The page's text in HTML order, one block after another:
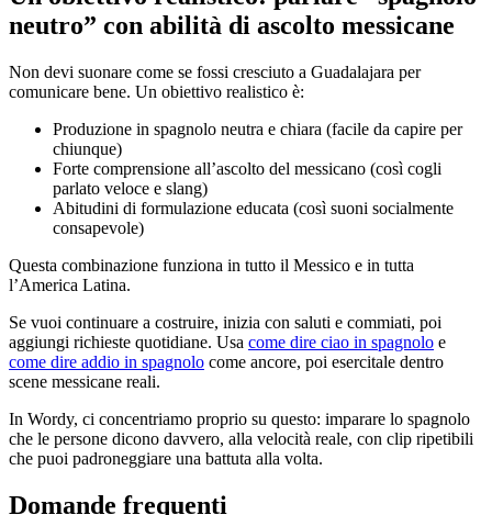
neutro” con abilità di ascolto messicane
Non devi suonare come se fossi cresciuto a Guadalajara per
comunicare bene. Un obiettivo realistico è:
Produzione in spagnolo neutra e chiara (facile da capire per
chiunque)
Forte comprensione all’ascolto del messicano (così cogli
parlato veloce e slang)
Abitudini di formulazione educata (così suoni socialmente
consapevole)
Questa combinazione funziona in tutto il Messico e in tutta
l’America Latina.
Se vuoi continuare a costruire, inizia con saluti e commiati, poi
aggiungi richieste quotidiane. Usa come dire ciao in spagnolo e
come dire addio in spagnolo come ancore, poi esercitale dentro
scene messicane reali.
In Wordy, ci concentriamo proprio su questo: imparare lo spagnolo
che le persone dicono davvero, alla velocità reale, con clip ripetibili
che puoi padroneggiare una battuta alla volta.
Domande frequenti